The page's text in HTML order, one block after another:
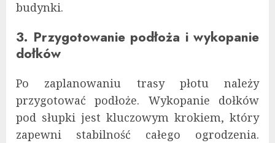
budynki.
3. Przygotowanie podłoża i wykopanie
dołków
Po zaplanowaniu trasy płotu należy
przygotować podłoże. Wykopanie dołków
pod słupki jest kluczowym krokiem, który
zapewni stabilność całego ogrodzenia.